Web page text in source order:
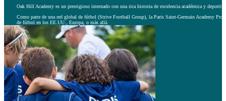
Oak Hill Academy es un prestigioso internado con una rica historia de excelencia académica y
Como parte de una red global de fútbol (Strive Football Group), la Paris Saint-Germain Academy Pro
de fútbol en los EE.UU., Europa, o más allá.